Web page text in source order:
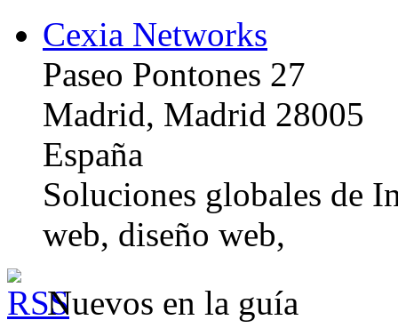
Cexia Networks
Paseo Pontones 27
Madrid, Madrid 28005
España
Soluciones globales de
web, diseño web,
Nuevos en la guía